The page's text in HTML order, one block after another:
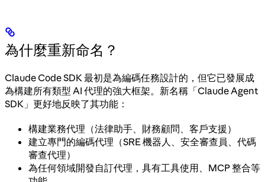
為什麼重新命名？
Claude Code SDK 最初是為編碼任務設計的，但它已發展成
為構建所有類型 AI 代理的強大框架。新名稱「Claude Agent
SDK」更好地反映了其功能：
構建業務代理（法律助手、財務顧問、客戶支援）
建立專門的編碼代理（SRE 機器人、安全審查員、代碼
審查代理）
為任何領域開發自訂代理，具有工具使用、MCP 整合等